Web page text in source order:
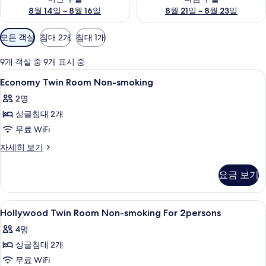
8월 14일 ~ 8월 16일
8월 21일 ~ 8월 23일
객
실
에
사
용
가
능
한
터
모든 객실 침대 2개 침대 1개
9개 객실 중 9개 표시 중
Economy
Twin
Room
Non-
smoking
사
두
보
기
객실 내 금고, 암막 커튼, 방음 설비, 다
2
Economy Twin Room Non-smoking
2명
싱글침대 2개
무료 WiFi
자세히 보기
Economy
smoking
자
세
보
기
요금 보기
Hollywood
Twin
Room
Non-
smoking
객실 내 금고, 암막 커튼, 방음 설비, 다
1
Hollywood Twin Room Non-smoking For 2persons
4명
싱글침대 2개
무료 WiFi